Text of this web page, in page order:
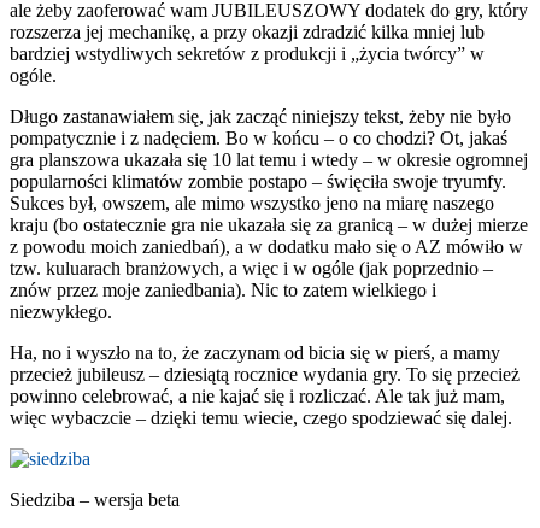
ale żeby zaoferować wam JUBILEUSZOWY dodatek do gry, który
rozszerza jej mechanikę, a przy okazji zdradzić kilka mniej lub
bardziej wstydliwych sekretów z produkcji i „życia twórcy” w
ogóle.
Długo zastanawiałem się, jak zacząć niniejszy tekst, żeby nie było
pompatycznie i z nadęciem. Bo w końcu – o co chodzi? Ot, jakaś
gra planszowa ukazała się 10 lat temu i wtedy – w okresie ogromnej
popularności klimatów zombie postapo – święciła swoje tryumfy.
Sukces był, owszem, ale mimo wszystko jeno na miarę naszego
kraju (bo ostatecznie gra nie ukazała się za granicą – w dużej mierze
z powodu moich zaniedbań), a w dodatku mało się o AZ mówiło w
tzw. kuluarach branżowych, a więc i w ogóle (jak poprzednio –
znów przez moje zaniedbania). Nic to zatem wielkiego i
niezwykłego.
Ha, no i wyszło na to, że zaczynam od bicia się w pierś, a mamy
przecież jubileusz – dziesiątą rocznice wydania gry. To się przecież
powinno celebrować, a nie kajać się i rozliczać. Ale tak już mam,
więc wybaczcie – dzięki temu wiecie, czego spodziewać się dalej.
Siedziba – wersja beta